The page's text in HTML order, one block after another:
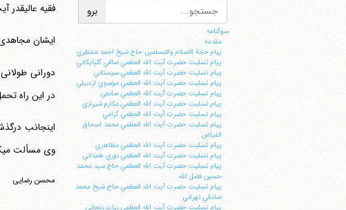
سوگنامه
مقدمه
پيام حجة الاسلام والمسلمين حاج شيخ احمد منتظري
پيام تسليت حضرت آيت الله العظمي صافي گلپايگاني
پيام تسليت حضرت آيت الله العظمي سيستاني
پيام تسليت حضرت آيت الله العظمي موسوي اردبيلي
پيام تسليت حضرت آيت الله العظمي صانعي
پيام تسليت حضرت آيت الله العظمي مكارم شيرازي
پيام تسليت حضرت آيت الله العظمي گرامي
پيام تسليت حضرت آيت الله العظمي محمد اسحاق
الفياض
پيام تسليت حضرت آيت الله العظمي مظاهري
پيام تسليت حضرت آيت الله العظمي نوري همداني
پيام تسليت حضرت آيت الله العظمي حاج سيد محمد
حسين فضل الله
پيام تسليت حضرت آيت الله العظمي حاج شيخ محمد
صادقي تهراني
پيام تسليت حضرت آيت الله العظمي بيات زنجاني
فقیه عالیقدر
ایشان
دورانی
در این راه
اینجانب
وی مسألت می‎کنم.
محسن رضایی